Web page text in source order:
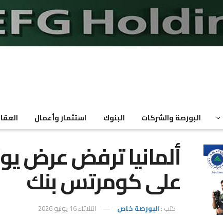
البورصة والشركات البنوك استثمار وأعمال
ألمانيا ترفض عرض
على كومرتس بنك
كتب : البورصة خاص الثلاثاء 16 يونيو 2026